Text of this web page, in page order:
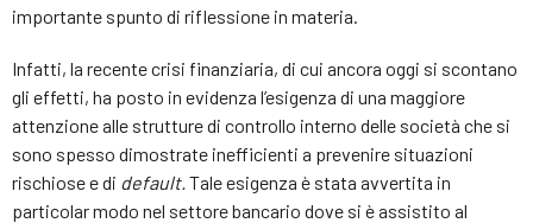
importante spunto di riflessione in materia.
Infatti, la recente crisi finanziaria, di cui ancora oggi si scontano
gli effetti, ha posto in evidenza l’esigenza di una maggiore
attenzione alle strutture di controllo interno delle società che si
sono spesso dimostrate inefficienti a prevenire situazioni
rischiose e di default. Tale esigenza è stata avvertita in
particolar modo nel settore bancario dove si è assistito al